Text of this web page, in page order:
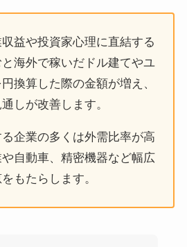
益や投資家心理に直結する
海外で稼いだドル建てやユ
換算した際の金額が増え、
しが改善します。
企業の多くは外需比率が高
自動車、精密機器など幅広
もたらします。